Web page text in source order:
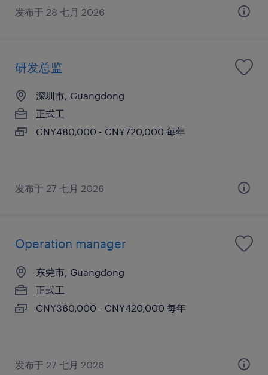
发布于 28 七月 2026
研发总监
深圳市, Guangdong
正式工
CNY480,000 - CNY720,000 每年
发布于 27 七月 2026
Operation manager
东莞市, Guangdong
正式工
CNY360,000 - CNY420,000 每年
发布于 27 七月 2026